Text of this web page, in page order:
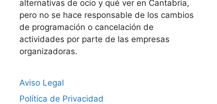
alternativas de ocio y qué ver en Cantabria,
pero no se hace responsable de los cambios
de programación o cancelación de
actividades por parte de las empresas
organizadoras.
Aviso Legal
Política de Privacidad